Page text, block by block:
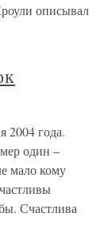
описывал
2004 года.
один –
мало кому
Счастлива